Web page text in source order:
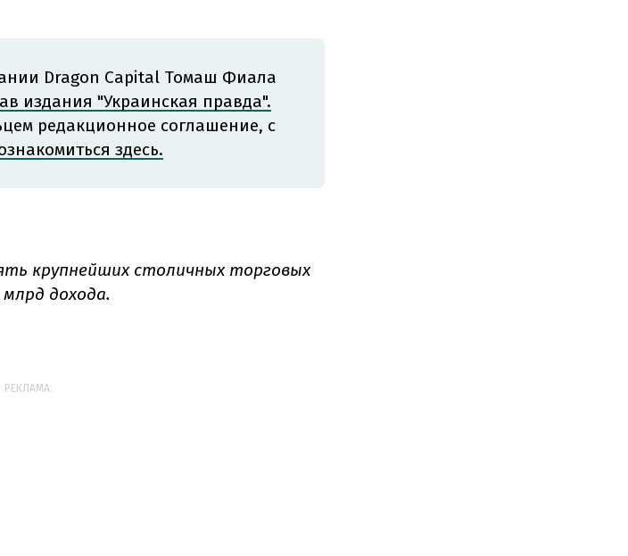
Dragon Capital Томаш Фиала
издания "Украинская правда".
редакционное соглашение, с
здесь.
крупнейших столичных торговых
млрд дохода.
РЕКЛАМА: